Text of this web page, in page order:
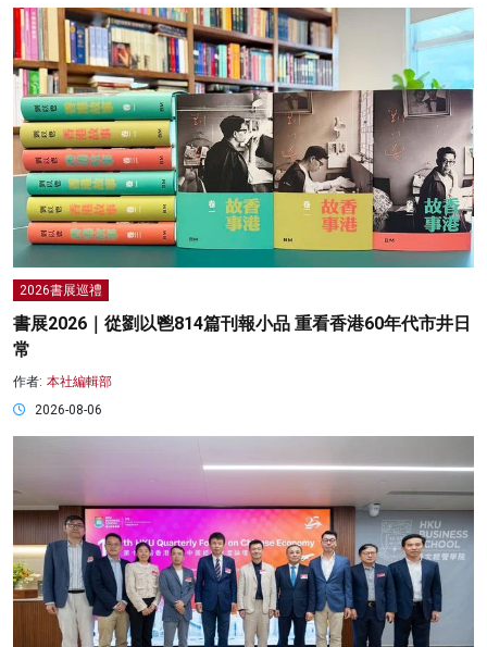
2026書展巡禮
書展2026｜從劉以鬯814篇刊報小品 重看香港60年代市井日
常
作者: 本社編輯部
2026-08-06